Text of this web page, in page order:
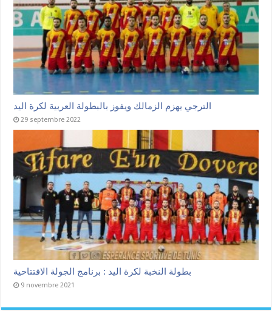
الترجي يهزم الزمالك ويفوز بالبطولة العربية لكرة اليد
29 septembre 2022
بطولة النخبة لكرة اليد : برنامج الجولة الافتتاحية
9 novembre 2021